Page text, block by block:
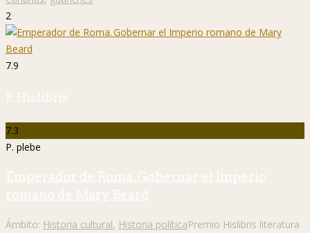
2
7.9
P. Hislibris
7.3
P. plebe
Emperador de Roma. Gobernar el Imperio
romano de Mary Beard
Ámbito: Historia cultural, Historia políticaPremio Hislibris literatura